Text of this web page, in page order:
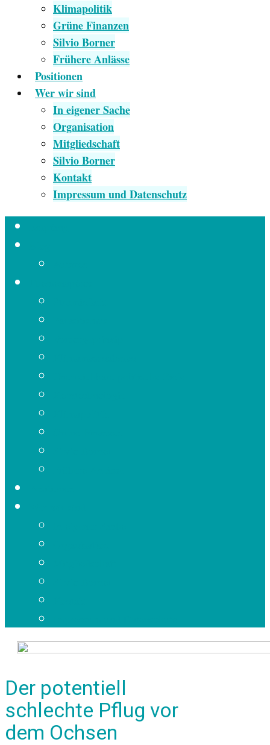
Klimapolitik
Grüne Finanzen
Silvio Borner
Frühere Anlässe
Positionen
Wer wir sind
In eigener Sache
Organisation
Mitgliedschaft
Silvio Borner
Kontakt
Impressum und Datenschutz
Der potentiell
schlechte Pflug vor
dem Ochsen